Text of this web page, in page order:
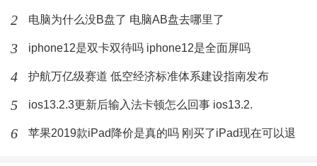
2 电脑为什么没B盘了 电脑AB盘去哪里了
3 iphone12是双卡双待吗 iphone12是全面屏吗
4 护航万亿级赛道 低空经济标准体系建设指南发布
5 ios13.2.3更新后输入法卡顿怎么回事 ios13.2.
6 苹果2019款iPad降价是真的吗 刚买了iPad现在可以退